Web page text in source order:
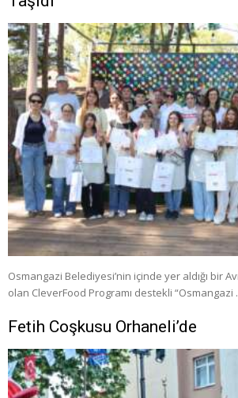
Osmangazi Belediyesi’nin içinde yer aldığı bir
olan CleverFood Programı destekli “Osmangazi
Fetih Coşkusu Orhaneli’de